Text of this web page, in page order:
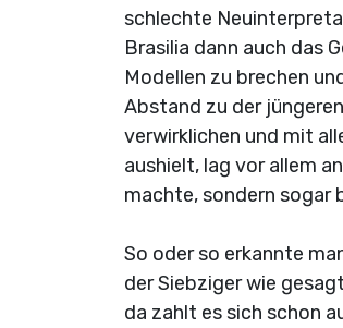
schlechte
Brasilia dann auch das
Modellen zu brechen
Abstand zu der
verwirklichen und mit
aushielt, lag vor allem
machte, sondern sogar
So oder so erkannte
der Siebziger wie
da zahlt es sich schon